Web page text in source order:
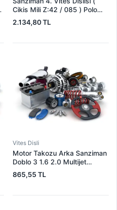
Cikis Mili Z:42 / 085 ) Polo
95>02 Aroda 97>04 | SRT
04100065 | OEM
2.134,80 TL
Vites Disli
Motor Takozu Arka Sanziman
Doblo 3 1.6 2.0 Multijet
(Orjinal Esdeger) | MAXI
9549 | OEM 51831511
865,55 TL